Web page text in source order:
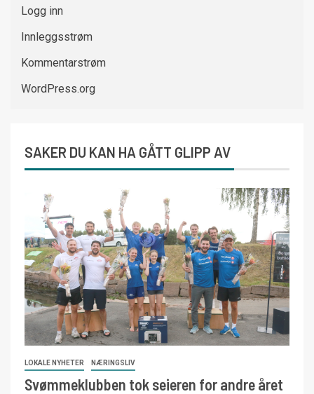
Logg inn
Innleggsstrøm
Kommentarstrøm
WordPress.org
SAKER DU KAN HA GÅTT GLIPP AV
LOKALE NYHETER NÆRINGSLIV
Svømmeklubben tok seieren for andre året